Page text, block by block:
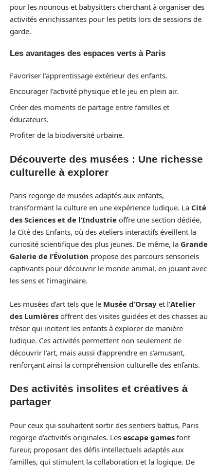
pour les nounous et babysitters cherchant à organiser des
activités enrichissantes pour les petits lors de sessions de
garde.
Les avantages des espaces verts à Paris
Favoriser l’apprentissage extérieur des enfants.
Encourager l’activité physique et le jeu en plein air.
Créer des moments de partage entre familles et
éducateurs.
Profiter de la biodiversité urbaine.
Découverte des musées : Une richesse
culturelle à explorer
Paris regorge de musées adaptés aux enfants,
transformant la culture en une expérience ludique. La Cité
des Sciences et de l’Industrie offre une section dédiée,
la Cité des Enfants, où des ateliers interactifs éveillent la
curiosité scientifique des plus jeunes. De même, la Grande
Galerie de l’Évolution propose des parcours sensoriels
captivants pour découvrir le monde animal, en jouant avec
les sens et l’imaginaire.
Les musées d’art tels que le Musée d’Orsay et l’Atelier
des Lumières offrent des visites guidées et des chasses au
trésor qui incitent les enfants à explorer de manière
ludique. Ces activités permettent non seulement de
découvrir l’art, mais aussi d’apprendre en s’amusant,
renforçant ainsi la compréhension culturelle des enfants.
Des activités insolites et créatives à
partager
Pour ceux qui souhaitent sortir des sentiers battus, Paris
regorge d’activités originales. Les escape games font
fureur, proposant des défis intellectuels adaptés aux
familles, qui stimulent la collaboration et la logique. De